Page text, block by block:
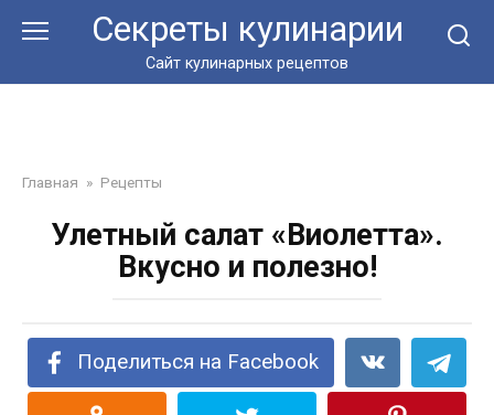
Секреты кулинарии
Сайт кулинарных рецептов
Главная » Рецепты
Улетный салат «Виолетта».
Вкусно и полезно!
Поделиться на Facebook